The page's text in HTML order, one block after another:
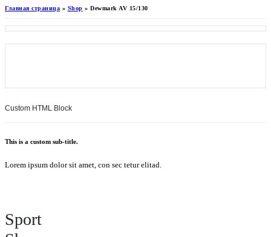
Главная страница » Shop » Dewmark AV 15/130
Custom HTML Block
This is a custom sub-title.
Lorem ipsum dolor sit amet, con sec tetur elitad.
Sport